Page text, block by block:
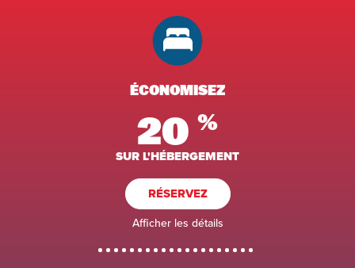
ÉCONOMISEZ
20 %
SUR L'HÉBERGEMENT
RÉSERVEZ
Afficher les détails